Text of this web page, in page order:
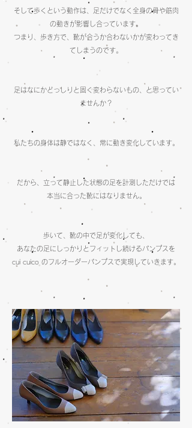
そして歩くという動作は、足だけでなく全身の骨や筋肉
の動きが影響し合っています。
つまり、歩き方で、靴が合うか合わないかが変わってき
てしまうのです。
足はなにかどっしりと固く変わらないもの、と思ってい
ませんか？
私たちの身体は静ではなく、常に動き変化しています。
だから、立って静止した状態の足を計測しただけでは
本当に合った靴にはなりません。
歩いて、靴の中で足が変化しても、
あなたの足にしっかりとフィットし続けるパンプスを
cui cuico のフルオーダーパンプスで実現していきます。